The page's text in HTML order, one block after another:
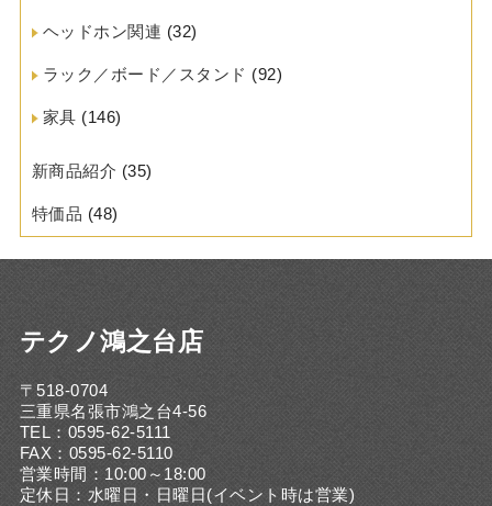
ヘッドホン関連 (32)
ラック／ボード／スタンド (92)
家具 (146)
新商品紹介 (35)
特価品 (48)
テクノ鴻之台店
〒518-0704
三重県名張市鴻之台4-56
TEL：0595-62-5111
FAX：0595-62-5110
営業時間：10:00～18:00
定休日：水曜日・日曜日(イベント時は営業)